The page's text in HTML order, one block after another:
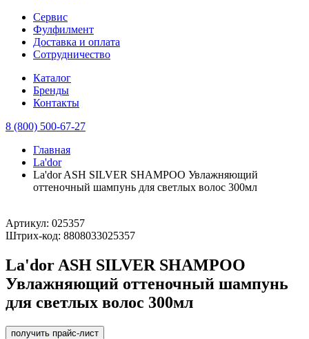
Сервис
Фулфилмент
Доставка и оплата
Сотрудничество
Каталог
Бренды
Контакты
8 (800) 500-67-27
Главная
La'dor
La'dor ASH SILVER SHAMPOO Увлажняющий
оттеночный шампунь для светлых волос 300мл
Артикул: 025357
Штрих-код: 8808033025357
La'dor ASH SILVER SHAMPOO
Увлажняющий оттеночный шампунь
для светлых волос 300мл
получить прайс-лист